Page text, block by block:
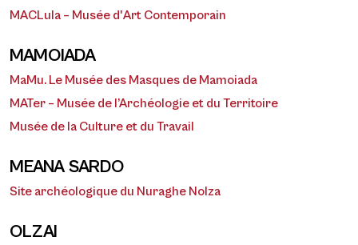
MACLula – Musée d'Art Contemporain
MAMOIADA
MaMu. Le Musée des Masques de Mamoiada
MATer – Musée de l’Archéologie et du Territoire
Musée de la Culture et du Travail
MEANA SARDO
Site archéologique du Nuraghe Nolza
OLZAI